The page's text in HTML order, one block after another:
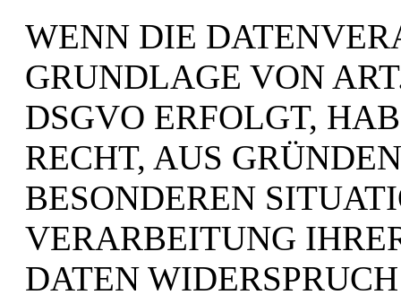
WENN DIE
GRUNDLAGE VON
DSGVO ERFOLGT,
RECHT, AUS
BESONDEREN
VERARBEITUNG
DATEN